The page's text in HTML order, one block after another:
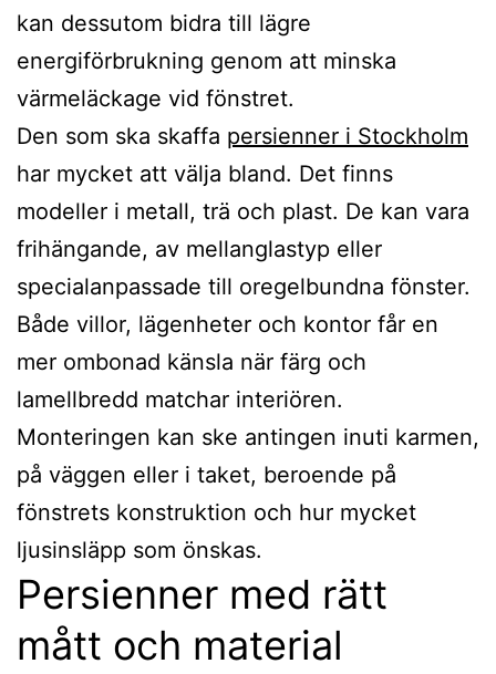
kan dessutom bidra till lägre
energiförbrukning genom att minska
värmeläckage vid fönstret.
Den som ska skaffa persienner i Stockholm
har mycket att välja bland. Det finns
modeller i metall, trä och plast. De kan vara
frihängande, av mellanglastyp eller
specialanpassade till oregelbundna fönster.
Både villor, lägenheter och kontor får en
mer ombonad känsla när färg och
lamellbredd matchar interiören.
Monteringen kan ske antingen inuti karmen,
på väggen eller i taket, beroende på
fönstrets konstruktion och hur mycket
ljusinsläpp som önskas.
Persienner med rätt
mått och material